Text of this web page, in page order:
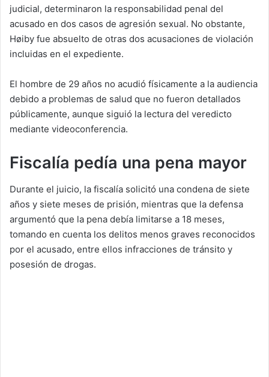
judicial, determinaron la responsabilidad penal del
acusado en dos casos de agresión sexual. No obstante,
Høiby fue absuelto de otras dos acusaciones de violación
incluidas en el expediente.
El hombre de 29 años no acudió físicamente a la audiencia
debido a problemas de salud que no fueron detallados
públicamente, aunque siguió la lectura del veredicto
mediante videoconferencia.
Fiscalía pedía una pena mayor
Durante el juicio, la fiscalía solicitó una condena de siete
años y siete meses de prisión, mientras que la defensa
argumentó que la pena debía limitarse a 18 meses,
tomando en cuenta los delitos menos graves reconocidos
por el acusado, entre ellos infracciones de tránsito y
posesión de drogas.